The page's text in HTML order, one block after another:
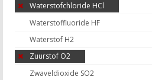
Waterstofchloride HCl
Waterstoffluoride HF
Waterstof H2
Zuurstof O2
Zwaveldioxide SO2